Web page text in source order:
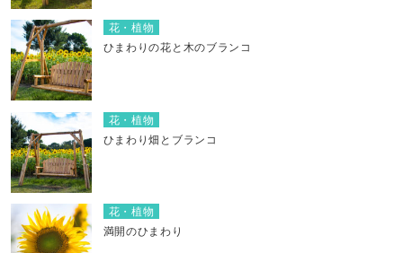
花・植物
ひまわりの花と木のブランコ
花・植物
ひまわり畑とブランコ
花・植物
満開のひまわり